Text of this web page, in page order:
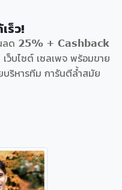
ร็ว!
นลด 25% + Cashback
ว็บไซต์ เซลเพจ พร้อมขาย
บริหารทีม การันตีล้ำสมัย